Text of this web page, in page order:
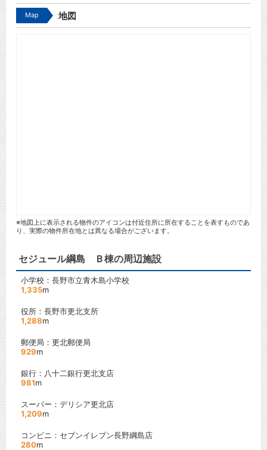
Map 地図
※地図上に表示される物件のアイコンは付近住所に所在することを表すものであ
り、実際の物件所在地とは異なる場合がございます。
セジュール綱島 Ｂ棟の周辺施設
小学校：長野市立青木島小学校
1,335m
役所：長野市更北支所
1,288m
郵便局：更北郵便局
929m
銀行：八十二銀行更北支店
981m
スーパー：デリシア更北店
1,209m
コンビニ：セブンイレブン長野綱島店
280m